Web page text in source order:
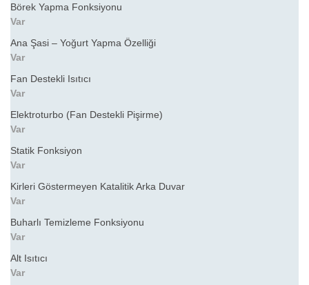
Börek Yapma Fonksiyonu
Var
Ana Şasi – Yoğurt Yapma Özelliği
Var
Fan Destekli Isıtıcı
Var
Elektroturbo (Fan Destekli Pişirme)
Var
Statik Fonksiyon
Var
Kirleri Göstermeyen Katalitik Arka Duvar
Var
Buharlı Temizleme Fonksiyonu
Var
Alt Isıtıcı
Var